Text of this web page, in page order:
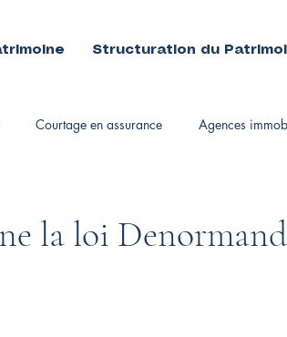
Structuration du
Courtage en assurance Agences
la loi